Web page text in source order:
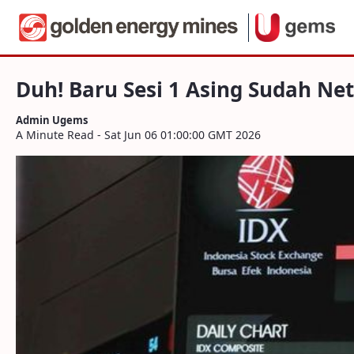
Navigation
Skip to Content
Duh! Baru Sesi 1 Asing Sudah Net Sell
Duh! Baru Sesi 1 Asing Sudah
Admin Ugems
A Minute Read - Sat Jun 06 01:00:00 GMT 2026